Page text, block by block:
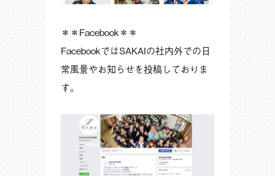
＊＊Facebook＊＊
FacebookではSAKAIの社内外での日
常風景やお知らせを投稿しておりま
す。